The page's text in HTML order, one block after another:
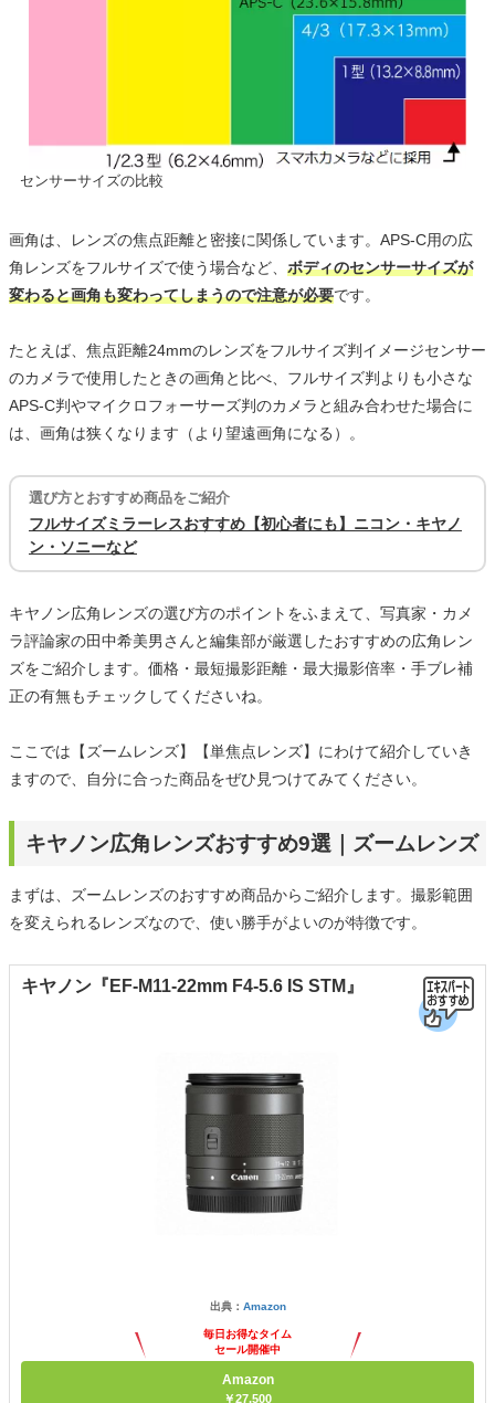
センサーサイズの比較
画角は、レンズの焦点距離と密接に関係しています。APS-C用の広
角レンズをフルサイズで使う場合など、 ボディのセンサーサイズが
変わると画角も変わってしまうので注意が必要です。
たとえば、焦点距離24mmのレンズをフルサイズ判イメージセンサー
のカメラで使用したときの画角と比べ、フルサイズ判よりも小さな
APS-C判やマイクロフォーサーズ判のカメラと組み合わせた場合に
は、画角は狭くなります（より望遠画角になる）。
選び方とおすすめ商品をご紹介
フルサイズミラーレスおすすめ【初心者にも】ニコン・キヤノ
ン・ソニーなど
キヤノン広角レンズの選び方のポイントをふまえて、写真家・カメ
ラ評論家の田中希美男さんと編集部が厳選したおすすめの広角レン
ズをご紹介します。価格・最短撮影距離・最大撮影倍率・手ブレ補
正の有無もチェックしてくださいね。
ここでは【ズームレンズ】【単焦点レンズ】にわけて紹介していき
ますので、自分に合った商品をぜひ見つけてみてください。
キヤノン広角レンズおすすめ9選｜ズームレンズ
まずは、ズームレンズのおすすめ商品からご紹介します。撮影範囲
を変えられるレンズなので、使い勝手がよいのが特徴です。
キヤノン『EF-M11-22mm F4-5.6 IS STM』
出典： Amazon
毎日お得なタイム
セール開催中
Amazon
￥27,500